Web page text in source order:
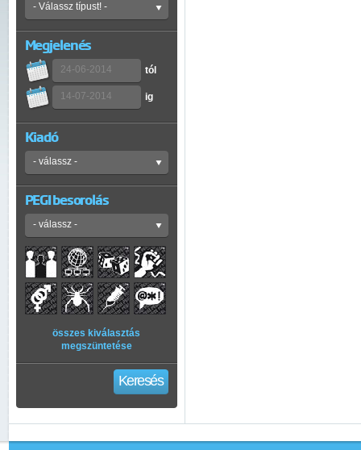
Megjelenés
tól
ig
Kiadó
PEGI besorolás
összes kiválasztás
megszüntetése
Keresés